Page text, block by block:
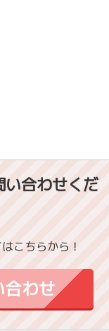
い合わせくだ
こちらから！
わせ